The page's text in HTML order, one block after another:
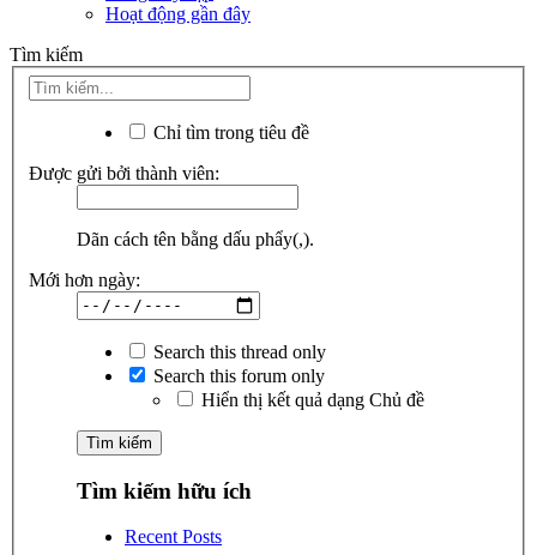
Hoạt động gần đây
Tìm kiếm
Chỉ tìm trong tiêu đề
Được gửi bởi thành viên:
Dãn cách tên bằng dấu phẩy(,).
Mới hơn ngày:
Search this thread only
Search this forum only
Hiển thị kết quả dạng Chủ đề
Tìm kiếm hữu ích
Recent Posts